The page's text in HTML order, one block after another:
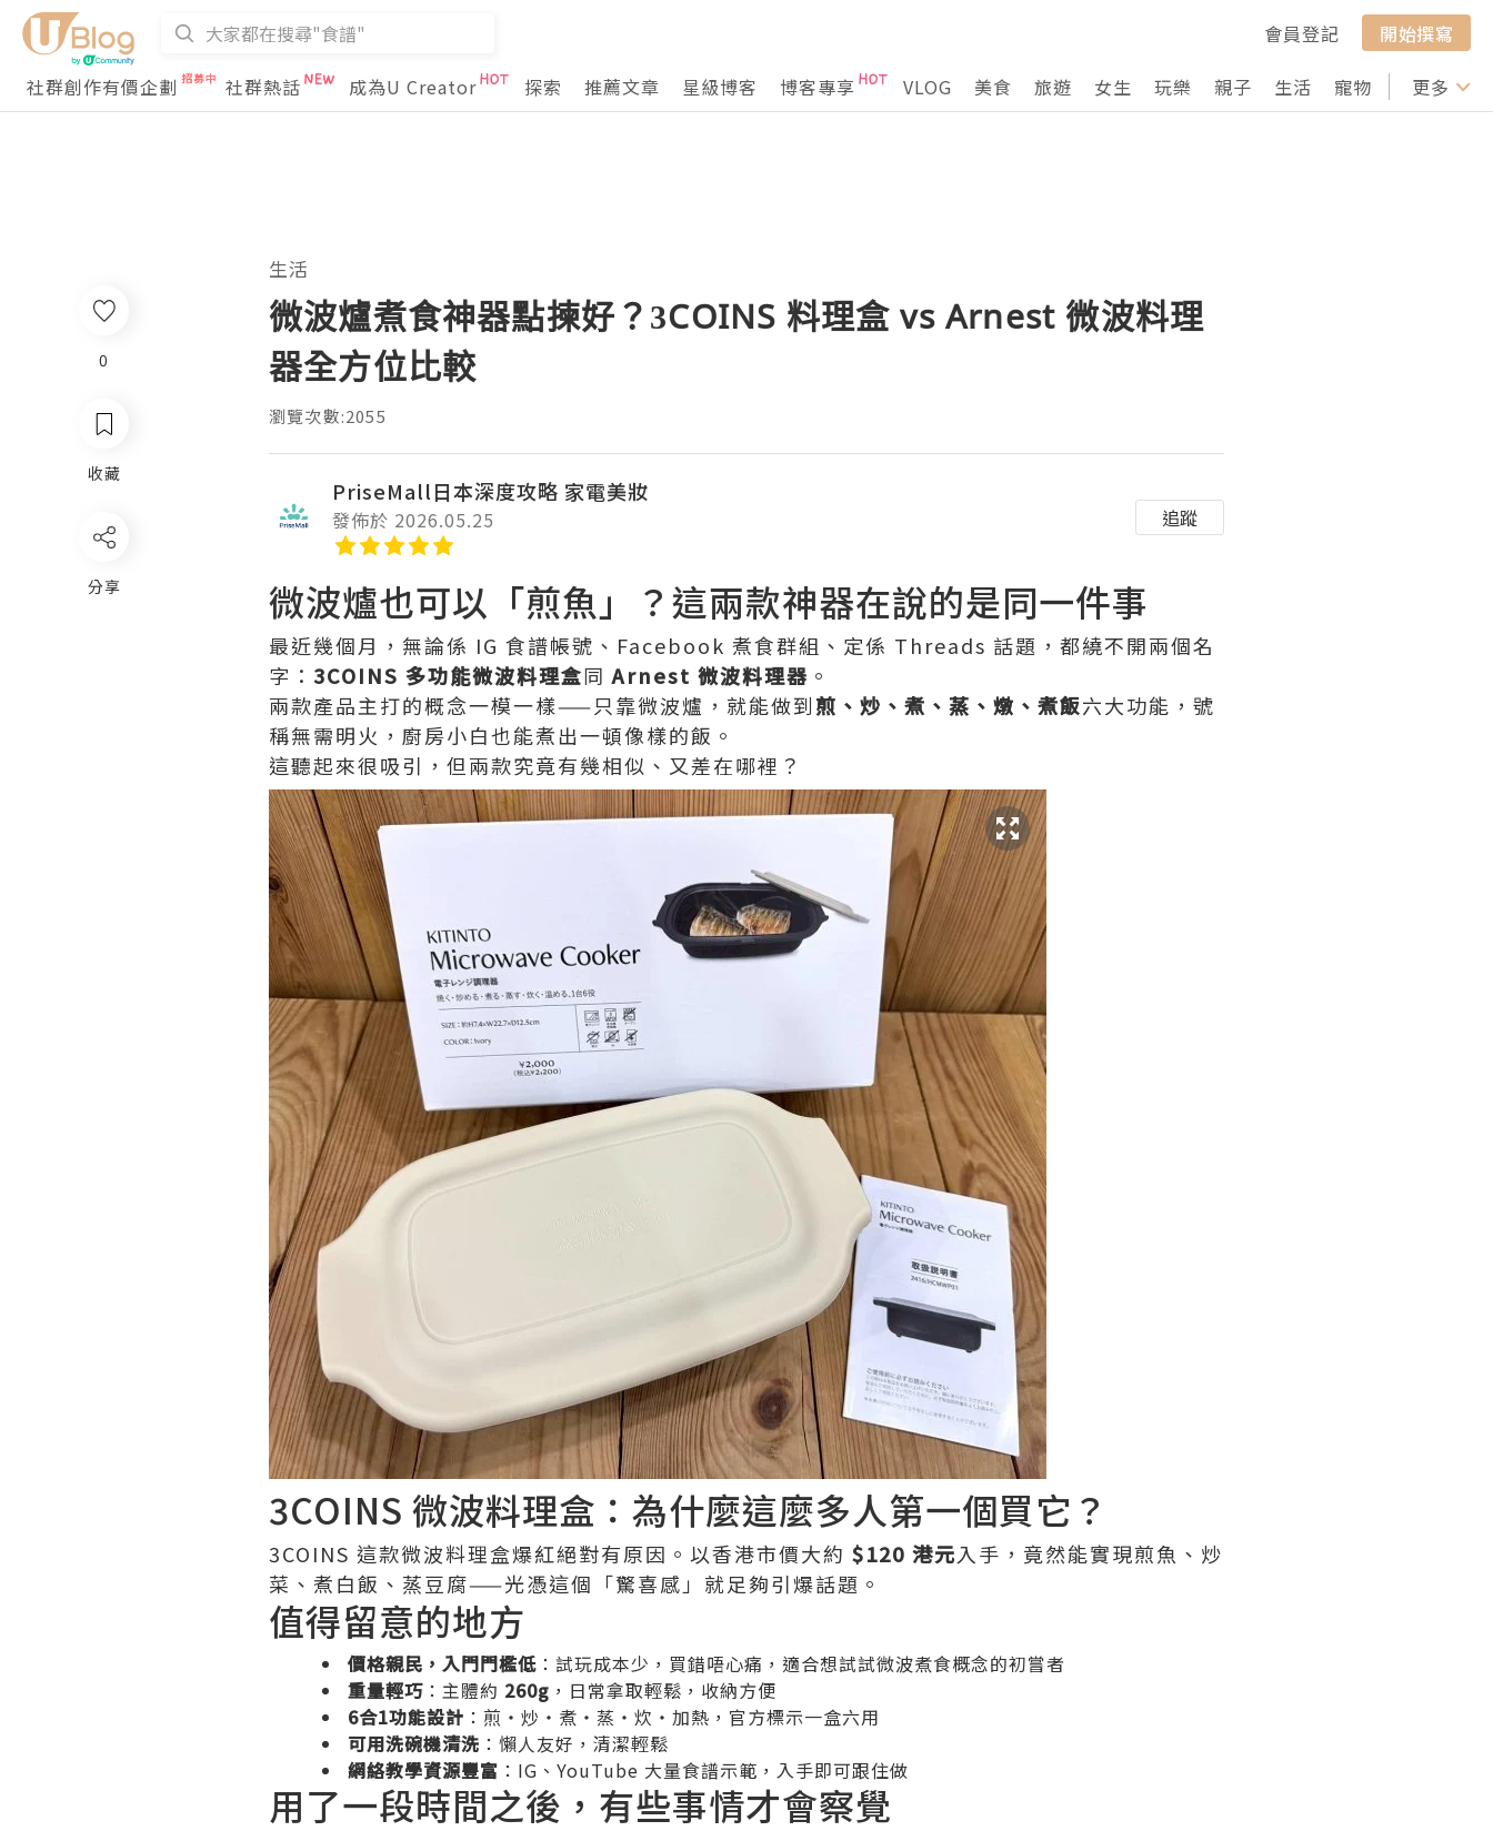
會員登記
開始撰寫
社群創作有價企劃
社群熱話 成為U Creator 探索 推薦文章 星級博客 博客專享 VLOG 美食 旅遊 女生 玩樂 親子 生活 寵物 行山 打卡
更多
0
收藏
分享
生活
微波爐煮食神器點揀好？3COINS 料理盒 vs Arnest 微波料理
器全方位比較
瀏覽次數:2055
PriseMall日本深度攻略 家電美妝
發佈於 2026.05.25 追蹤
微波爐也可以「煎魚」？這兩款神器在說的是同一件事
最近幾個月，無論係 IG 食譜帳號、Facebook 煮食群組、定係 Threads 話題，都繞不開兩個名
字： 3COINS 多功能微波料理盒同Arnest 微波料理器 。
兩款產品主打的概念一模一樣——只靠微波爐，就能做到煎、炒、煮、蒸、燉、煮飯六大功能，號
稱無需明火，廚房小白也能煮出一頓像樣的飯。
這聽起來很吸引，但兩款究竟有幾相似、又差在哪裡？
3COINS 微波料理盒：為什麼這麼多人第一個買它？
3COINS 這款微波料理盒爆紅絕對有原因。以香港市價大約 $120 港元入手，竟然能實現煎魚、炒
菜、煮白飯、蒸豆腐——光憑這個「驚喜感」就足夠引爆話題。
值得留意的地方
價格親民，入門門檻低 ：試玩成本少，買錯唔心痛，適合想試試微波煮食概念的初嘗者
重量輕巧 ：主體約 260g ，日常拿取輕鬆，收納方便
6合1功能設計 ：煎・炒・煮・蒸・炊・加熱，官方標示一盒六用
可用洗碗機清洗 ：懶人友好，清潔輕鬆
網絡教學資源豐富 ：IG、YouTube 大量食譜示範，入手即可跟住做
用了一段時間之後，有些事情才會察覺